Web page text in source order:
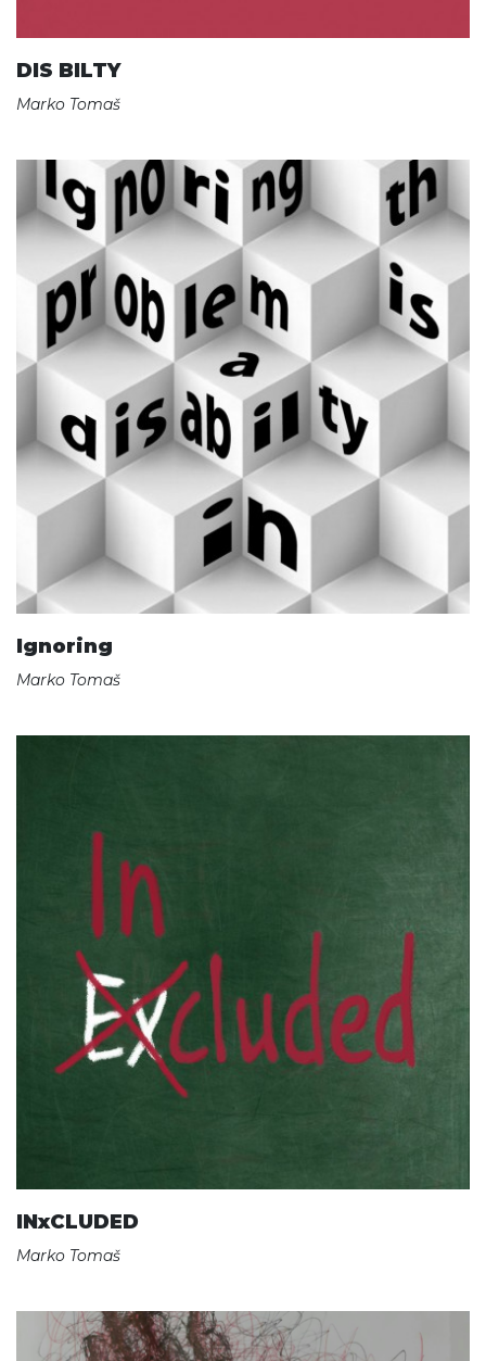
DIS BILTY
Marko Tomaš
Ignoring
Marko Tomaš
INxCLUDED
Marko Tomaš